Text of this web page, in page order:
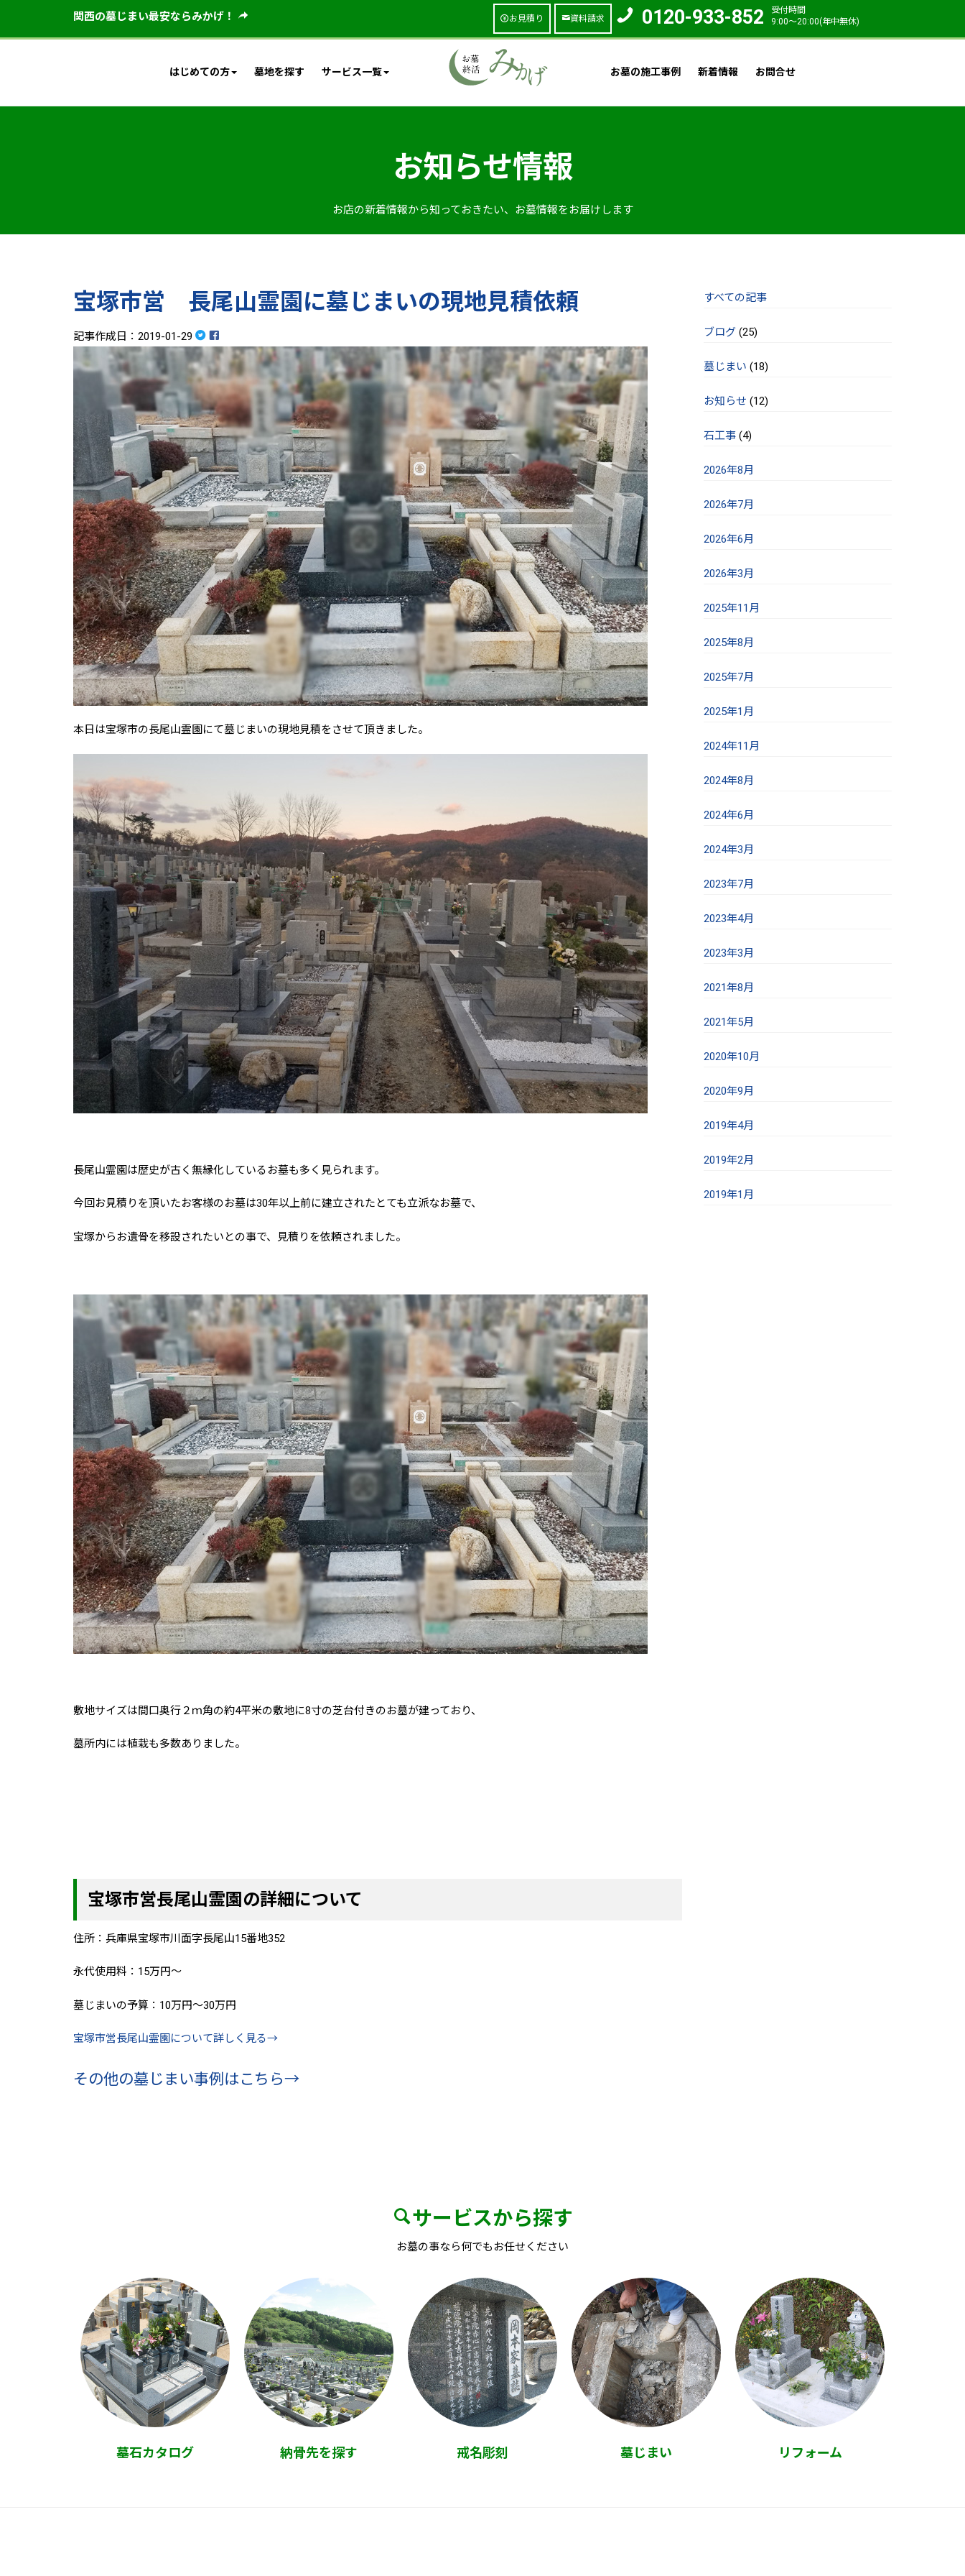
関西の墓じまい最安ならみかげ！ お見積り 資料請求 0120-933-852
受付時間
9:00〜20:00(年中無休)
はじめての方 墓地を探す サービス一覧 お墓の施工事例 新着情報 お問合せ
お知らせ情報
お店の新着情報から知っておきたい、お墓情報をお届けします
宝塚市営 長尾山霊園に墓じまいの現地見積依頼
記事作成日：2019-01-29
本日は宝塚市の長尾山霊園にて墓じまいの現地見積をさせて頂きました。
長尾山霊園は歴史が古く無縁化しているお墓も多く見られます。
今回お見積りを頂いたお客様のお墓は30年以上前に建立されたとても立派なお墓で、
宝塚からお遺骨を移設されたいとの事で、見積りを依頼されました。
敷地サイズは間口奥行２ｍ角の約4平米の敷地に8寸の芝台付きのお墓が建っており、
墓所内には植栽も多数ありました。
宝塚市営長尾山霊園の詳細について
住所：兵庫県宝塚市川面字長尾山15番地352
永代使用料：15万円～
墓じまいの予算：10万円～30万円
宝塚市営長尾山霊園について詳しく見る→
その他の墓じまい事例はこちら→
すべての記事
ブログ(25)
墓じまい (18)
お知らせ (12)
石工事(4)
2026年8月
2026年7月
2026年6月
2026年3月
2025年11月
2025年8月
2025年7月
2025年1月
2024年11月
2024年8月
2024年6月
2024年3月
2023年7月
2023年4月
2023年3月
2021年8月
2021年5月
2020年10月
2020年9月
2019年4月
2019年2月
2019年1月
サービスから探す
お墓の事なら何でもお任せください
墓石カタログ 納骨先を探す 戒名彫刻 墓じまい リフォーム